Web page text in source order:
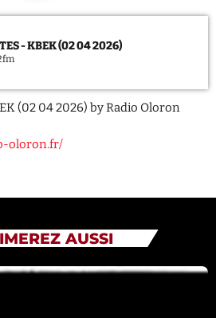
- KBEK (02 04 2026)
(02 04 2026) by Radio Oloron
oloron.fr/
AUSSI